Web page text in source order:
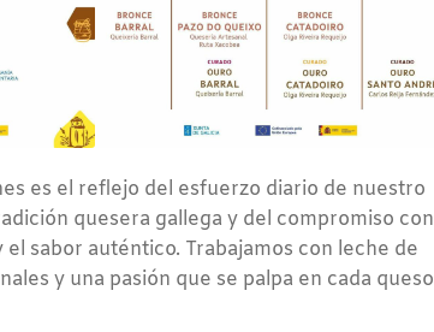
es el reflejo del esfuerzo diario de nuestro
quesera gallega y del compromiso con
el sabor auténtico. Trabajamos con leche de
y una pasión que se palpa en cada queso